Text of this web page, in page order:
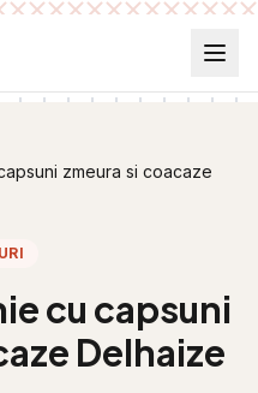
zmeura si coacaze
cu capsuni
Delhaize